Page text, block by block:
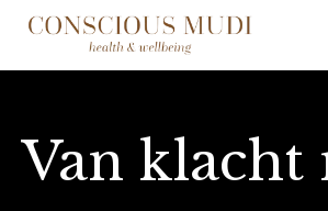
Van klacht